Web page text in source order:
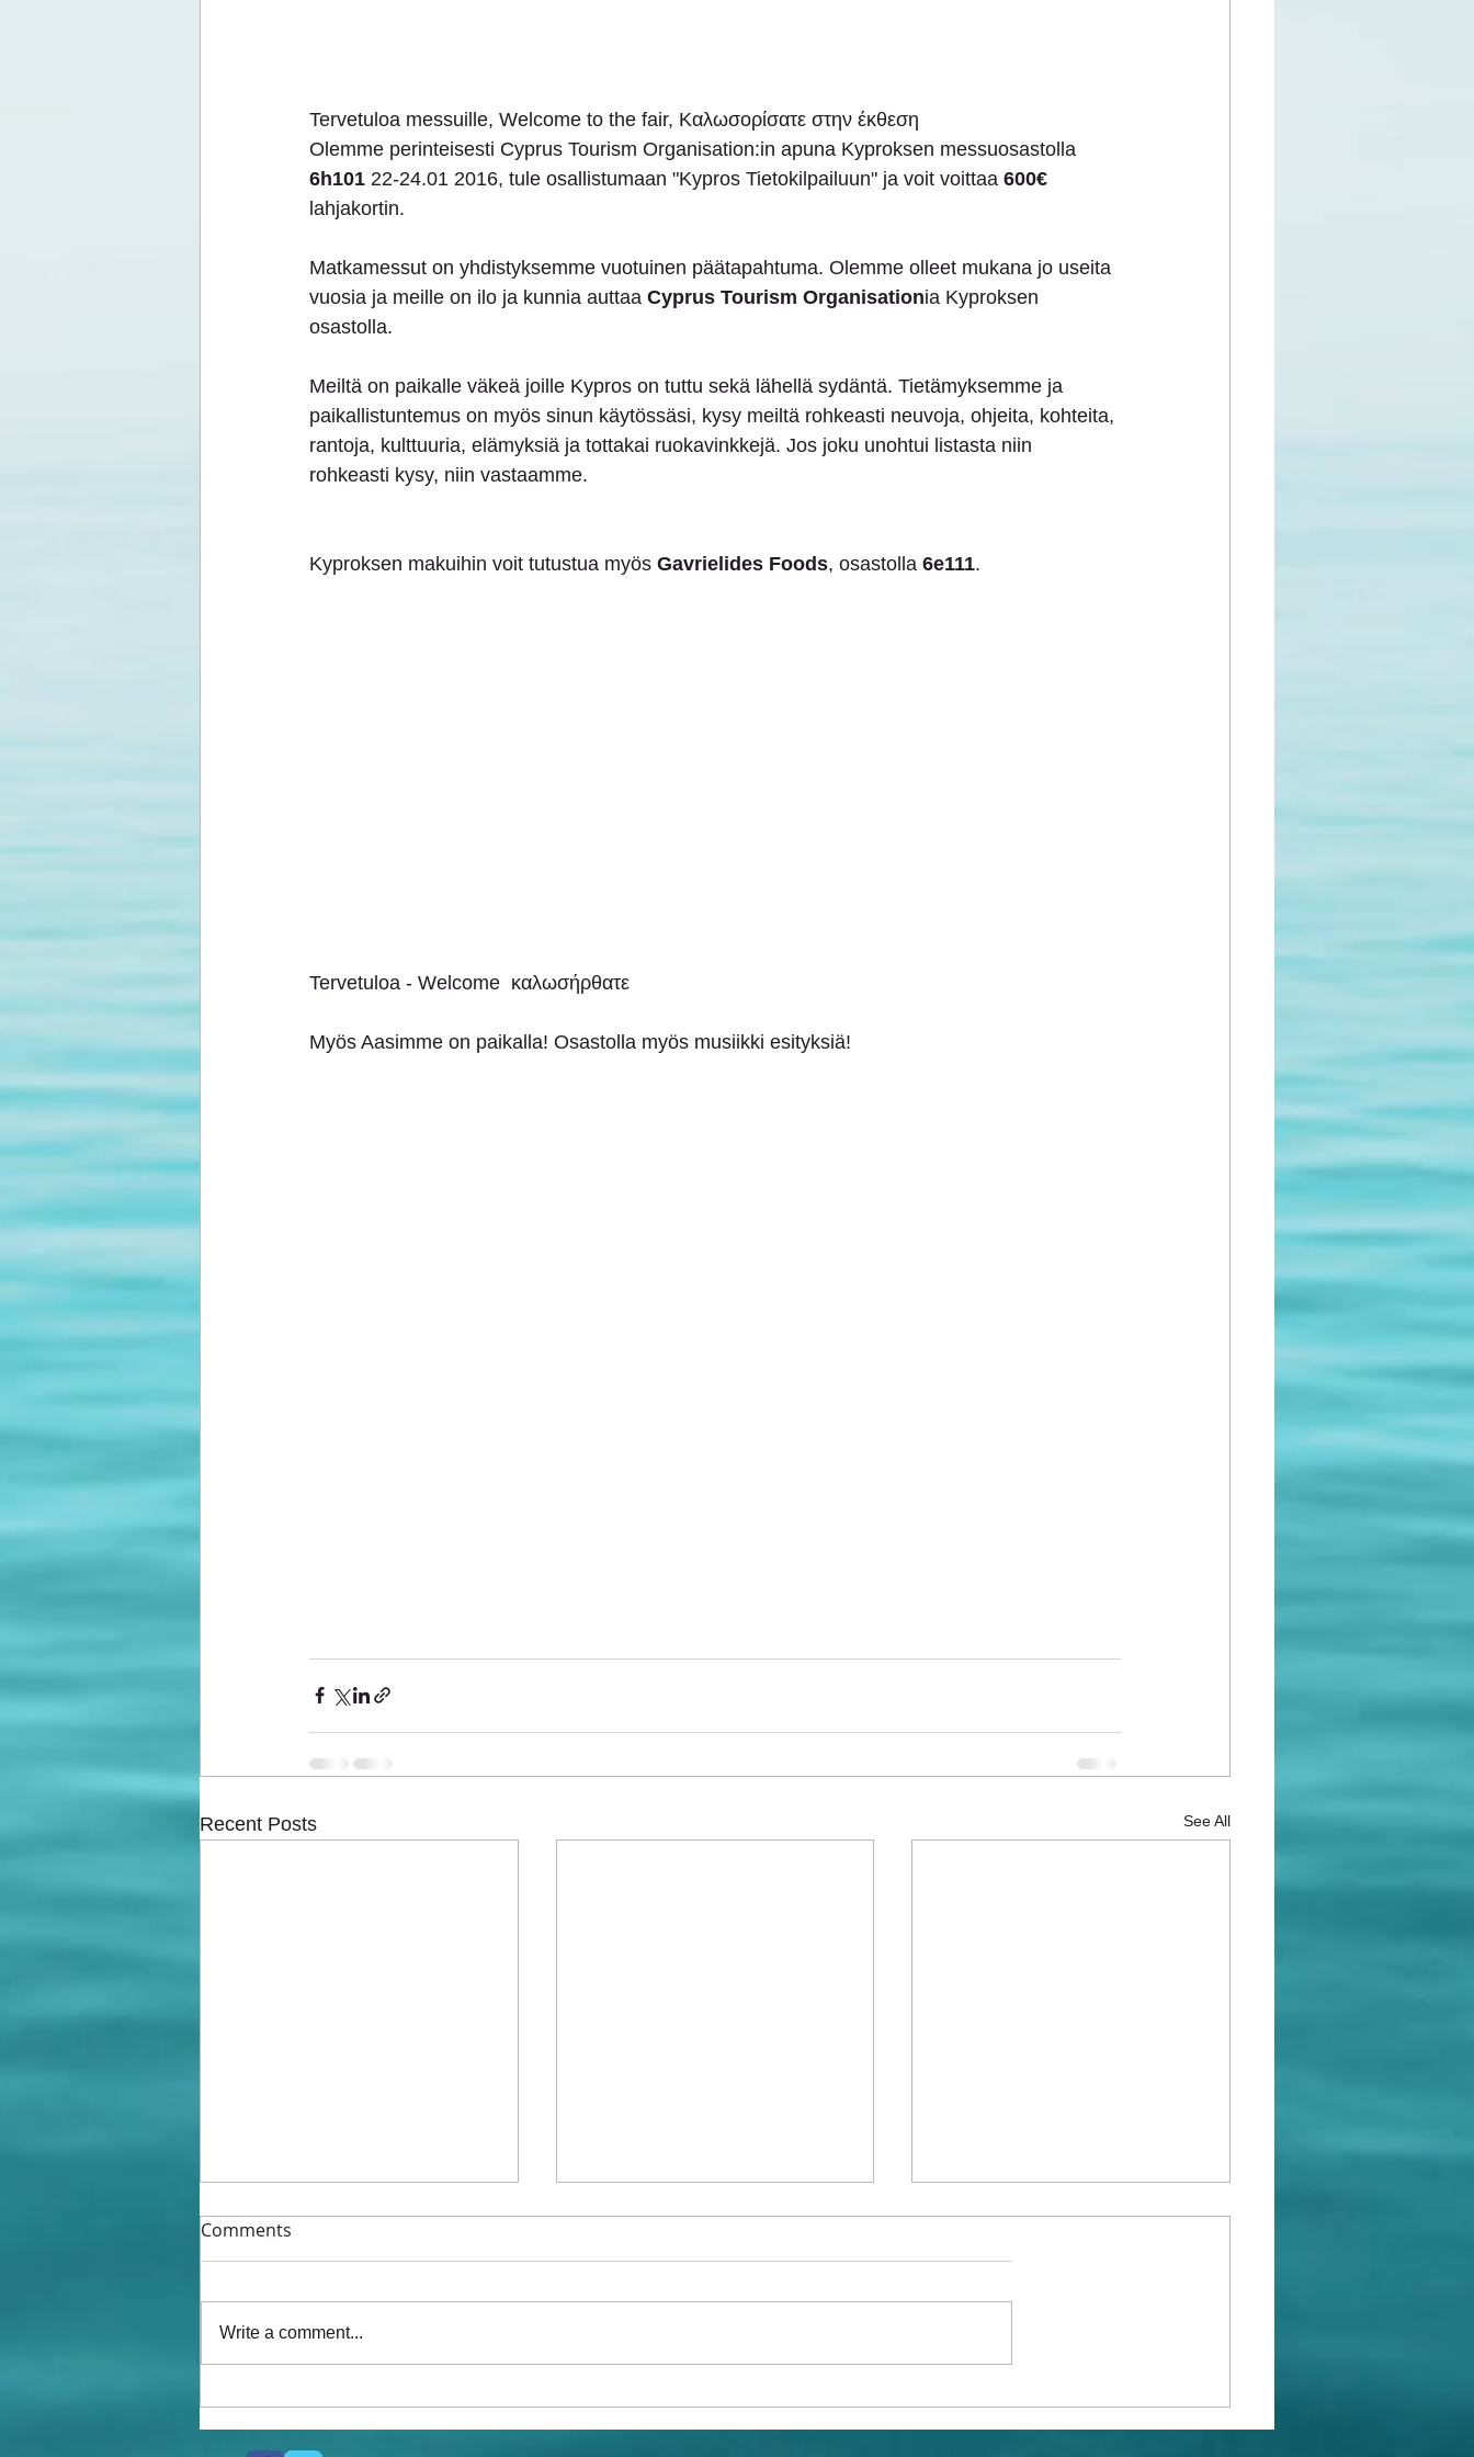
Tervetuloa messuille, Welcome to the fair, Καλωσορίσατε στην έκθεση
Olemme perinteisesti Cyprus Tourism Organisation:in apuna Kyproksen messuosastolla
6h101 22-24.01 2016, tule osallistumaan "Kypros Tietokilpailuun" ja voit voittaa 600€
lahjakortin.
Matkamessut on yhdistyksemme vuotuinen päätapahtuma. Olemme olleet mukana jo useita
vuosia ja meille on ilo ja kunnia auttaa Cyprus Tourism Organisationia Kyproksen
osastolla.
Meiltä on paikalle väkeä joille Kypros on tuttu sekä lähellä sydäntä. Tietämyksemme ja
paikallistuntemus on myös sinun käytössäsi, kysy meiltä rohkeasti neuvoja, ohjeita, kohteita,
rantoja, kulttuuria, elämyksiä ja tottakai ruokavinkkejä. Jos joku unohtui listasta niin
rohkeasti kysy, niin vastaamme.
Kyproksen makuihin voit tutustua myös Gavrielides Foods, osastolla 6e111.
Tervetuloa - Welcome  καλωσήρθατε
Myös Aasimme on paikalla! Osastolla myös musiikki esityksiä!
Recent Posts See All
ratkennut
loma 2025
tapaaminen
Comments
Write a comment...